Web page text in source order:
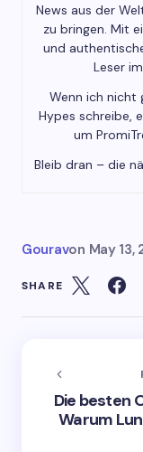
News aus der
zu bringen. Mit
und
Leser
Wenn ich nicht
Hypes schreibe,
um
Bleib dran – die
Gouravon May 13,
SHARE
Die besten
Warum